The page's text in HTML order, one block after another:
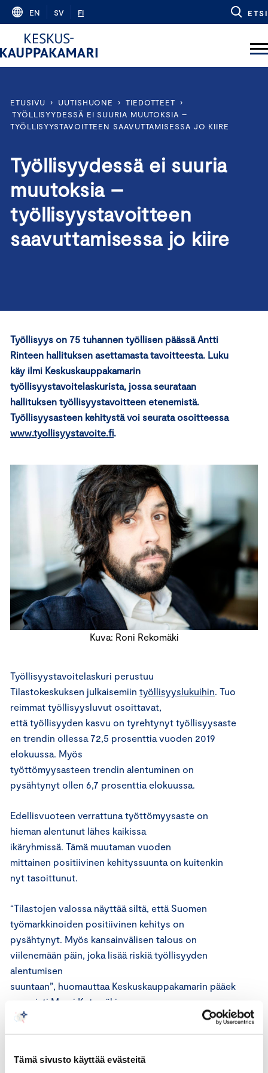
Tämä sivusto käyttää evästeitä
Skip
content
EN SV FI ETSI
ETUSIVU › UUTISHUONE › TIEDOTTEET
›
TYÖLLISYYDESSÄ EI SUURIA MUUTOKSIA –
TYÖLLISYYSTAVOITTEEN SAAVUTTAMISESSA JO KIIRE
Työllisyydessä ei suuria
muutoksia –
työllisyystavoitteen
saavuttamisessa jo kiire
Työllisyys on 75 tuhannen työllisen päässä Antti
Rinteen hallituksen asettamasta tavoitteesta. Luku
käy ilmi Keskuskauppakamarin
työllisyystavoitelaskurista, jossa seurataan
hallituksen työllisyystavoitteen etenemistä.
Työllisyysasteen kehitystä voi seurata osoitteessa
www.tyollisyystavoite.fi.
Kuva: Roni Rekomäki
Työllisyystavoitelaskuri perustuu
Tilastokeskuksen julkaisemiin työllisyyslukuihin Tuo
reimmat työllisyysluvut osoittavat,
että työllisyyden kasvu on tyrehtynyt työllisyysaste
en trendin ollessa 72,5 prosenttia vuoden 2019
elokuussa . Myös
työttömyysasteen trendin alentuminen on
pysähtynyt ollen 6,7 prosenttia elokuussa
Edellisvuoteen verrattuna työttömyysaste on
hieman alentunut lähes kaikissa
ikäryhmissä Tämä muutaman vuoden
mittainen positiivinen kehityssuunta on kuitenkin
nyt tasoittunut.
“Tilastojen valossa näyttää siltä, että Suomen
työmarkkinoiden positiivinen kehitys on
pysähtynyt Myös kansainvälisen talous on
viilenemään päin, joka lisää riskiä työllisyyden
alentumisen
suuntaan”, huomauttaa Keskuskauppakamarin pääek
onomisti Mauri Kotamäki.
Pääministeri Antti Rinteen hallituksen ensimmäinen
viikolla.